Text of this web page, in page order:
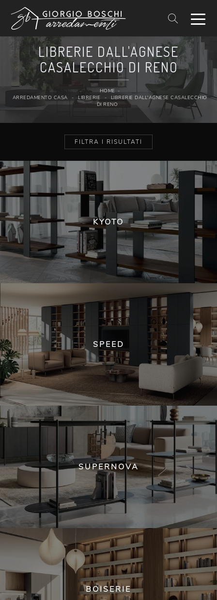
LIBRERIE DALL'AGNESE
CASALECCHIO DI RENO
HOME -
ARREDAMENTO CASA
- LIBRERIE -
LIBRERIE DALL'AGNESE CASALECCHIO
DI RENO
FILTRA I RISULTATI
KYOTO
SPEED
SUPERNOVA
BOISERIE